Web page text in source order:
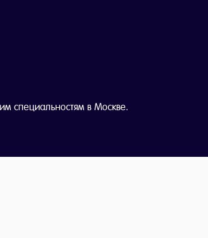
специальностям в Москве.